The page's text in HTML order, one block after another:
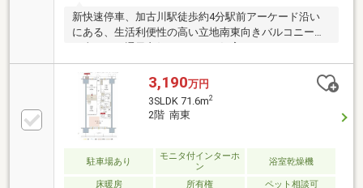
新快速停車、加古川駅徒歩約4分駅前アーケード沿い
にある、生活利便性の高い立地南東向きバルコニーで
則あり）！！売主の契約不適合責任免責
3,190万円
3SLDK 71.6m2
2階 南東
駐車場あり
モニタ付インターホ
ン
浴室乾燥機
床暖房 所有権 ペット相談可